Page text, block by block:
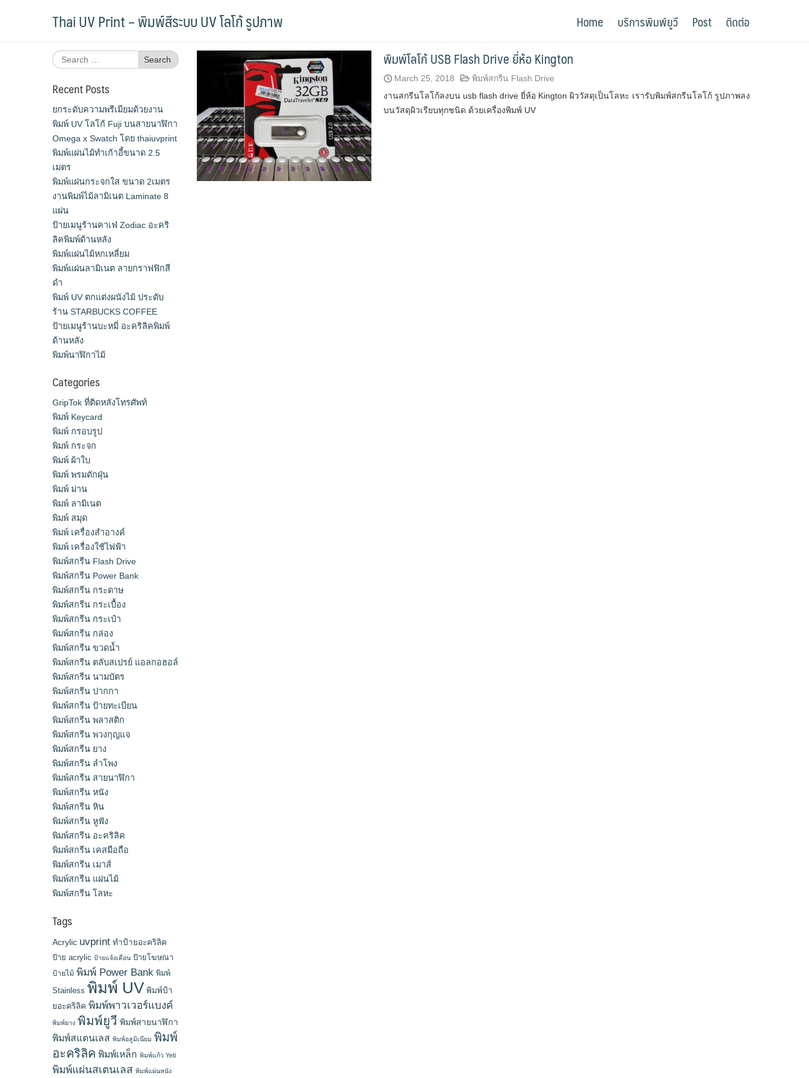
Thai UV Print – พิมพ์สีระบบ UV โลโก้ รูปภาพ Home บริการพิมพ์ยูวี Post ติดต่อ
Tag:สกรีนแฟลชไดร์ฟ
พิมพ์โลโก้ USB Flash Drive ยี่ห้อ Kington
March 25, 2018
พิมพ์สกรีน Flash Drive
งานสกรีนโลโก้ลงบน usb flash drive ยี่ห้อ Kington ผิววัสดุเป็นโลหะ เรารับพิมพ์สกรีนโลโก้ รูปภาพลง
บนวัสดุผิวเรียบทุกชนิด ด้วยเครื่องพิมพ์ UV
Search
for:
Recent Posts
ยกระดับความพรีเมียมด้วยงาน
พิมพ์ UV โลโก้ Fuji บนสายนาฬิกา
Omega x Swatch โดย thaiuvprint
พิมพ์แผ่นไม้ทำเก้าอี้ขนาด 2.5
เมตร
พิมพ์แผ่นกระจกใส ขนาด 2เมตร
งานพิมพ์ไม้ลามิเนต Laminate 8
แผ่น
ป้ายเมนูร้านคาเฟ่ Zodiac อะคริ
ลิคพิมพ์ด้านหลัง
พิมพ์แผ่นไม้หกเหลี่ยม
พิมพ์แผ่นลามิเนต ลายกราฟฟิกสี
ดำ
พิมพ์ UV ตกแต่งผนังไม้ ประดับ
ร้าน STARBUCKS COFFEE
ป้ายเมนูร้านบะหมี่ อะคริลิคพิมพ์
ด้านหลัง
พิมพ์นาฬิกาไม้
Categories
GripTok ที่ติดหลังโทรศัพท์
พิมพ์ Keycard
พิมพ์ กรอบรูป
พิมพ์ กระจก
พิมพ์ ผ้าใบ
พิมพ์ พรมดักฝุ่น
พิมพ์ ม่าน
พิมพ์ ลามิเนต
พิมพ์ สมุด
พิมพ์ เครื่องสําอางค์
พิมพ์ เครื่องใช้ไฟฟ้า
พิมพ์สกรีน Flash Drive
พิมพ์สกรีน Power Bank
พิมพ์สกรีน กระดาษ
พิมพ์สกรีน กระเบื้อง
พิมพ์สกรีน กระเป๋า
พิมพ์สกรีน กล่อง
พิมพ์สกรีน ขวดน้ำ
พิมพ์สกรีน ตลับสเปรย์ แอลกอฮอล์
พิมพ์สกรีน นามบัตร
พิมพ์สกรีน ปากกา
พิมพ์สกรีน ป้ายทะเบียน
พิมพ์สกรีน พลาสติก
พิมพ์สกรีน พวงกุญแจ
พิมพ์สกรีน ยาง
พิมพ์สกรีน ลำโพง
พิมพ์สกรีน สายนาฬิกา
พิมพ์สกรีน หนัง
พิมพ์สกรีน หิน
พิมพ์สกรีน หูฟัง
พิมพ์สกรีน อะคริลิค
พิมพ์สกรีน เคสมือถือ
พิมพ์สกรีน เมาส์
พิมพ์สกรีน แผ่นไม้
พิมพ์สกรีน โลหะ
Tags
Acrylic uvprint ทำป้ายอะคริลิค
ป้าย acrylic ป้ายแจ้งเตือน ป้ายโฆษณา
ป้ายไม้ พิมพ์ Power Bank พิมพ์
Stainless พิมพ์ UV พิมพ์ป้า
ยอะคริลิค พิมพ์พาวเวอร์แบงค์
พิมพ์ยาง พิมพ์ยูวี พิมพ์สายนาฬิกา
พิมพ์สแตนเลส พิมพ์อลูมิเนียม พิมพ์
อะคริลิค พิมพ์เหล็ก พิมพ์แก้ว Yeti
พิมพ์แผ่นสเตนเลส พิมพ์แผ่นหนัง